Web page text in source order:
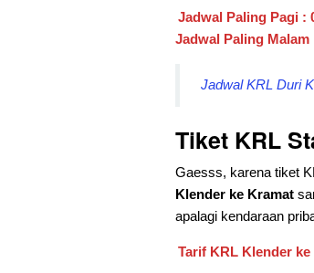
Jadwal Paling Pagi :
Jadwal Paling Malam
Jadwal KRL Duri
Tiket KRL
Gaesss, karena tiket
Klender ke Kramat
apalagi kendaraan
Tarif KRL Klender ke